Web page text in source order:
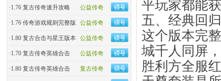
公益传奇
·1.76 复古传奇速升攻略
公益传奇
·1.76 传奇游戏规则完整版
公益传奇
·1.80 复古合击与星王版本
公益传奇
·1.70 复古传奇英雄合击
复古传奇
·1.80 复古传奇英雄合击
平玩家都能
五、经典回
这个版本完
城千人同屏
胜利方全服